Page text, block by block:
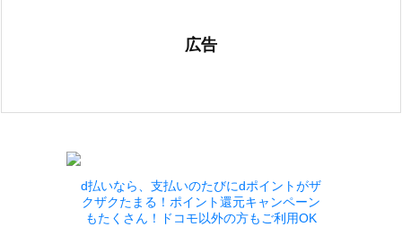
広告
d払いなら、支払いのたびにdポイントがザ
クザクたまる！ポイント還元キャンペーン
もたくさん！ドコモ以外の方もご利用OK